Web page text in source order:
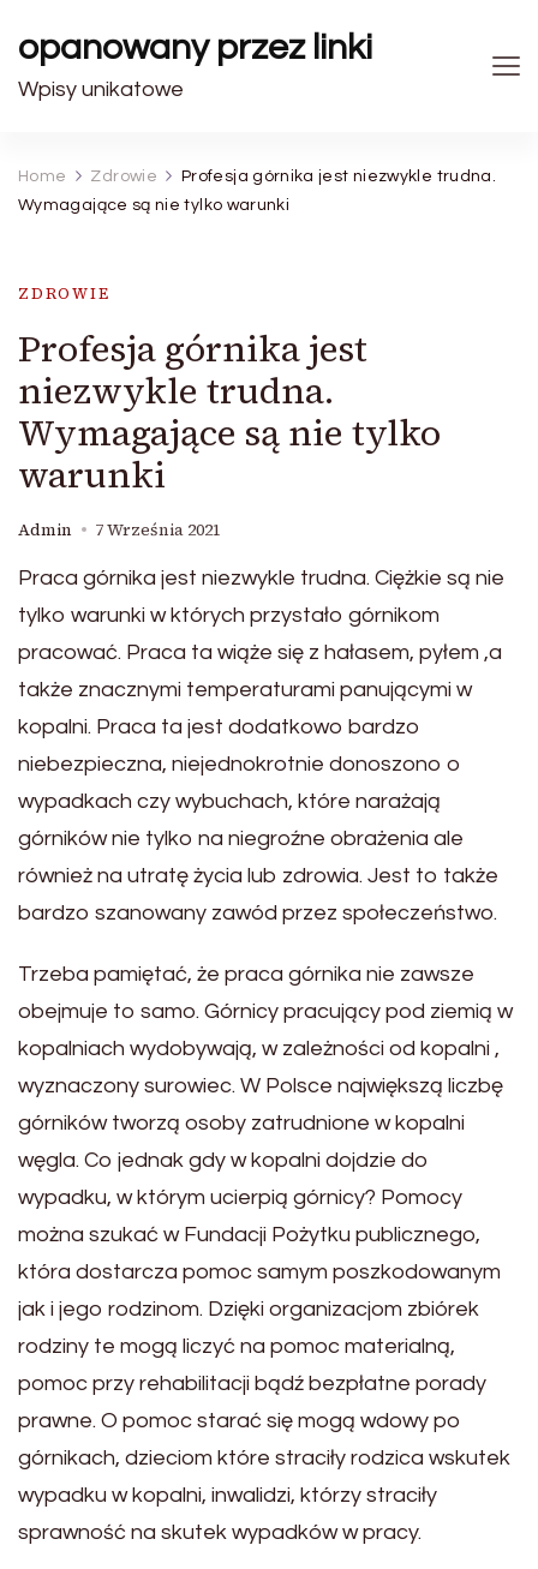
opanowany przez linki
Wpisy unikatowe
Home Zdrowie
Profesja górnika jest niezwykle trudna.
Wymagające są nie tylko warunki
ZDROWIE
Profesja górnika jest
niezwykle trudna.
Wymagające są nie tylko
warunki
Admin 7 Września 2021
Praca górnika jest niezwykle trudna. Ciężkie są nie
tylko warunki w których przystało górnikom
pracować. Praca ta wiąże się z hałasem, pyłem ,a
także znacznymi temperaturami panującymi w
kopalni. Praca ta jest dodatkowo bardzo
niebezpieczna, niejednokrotnie donoszono o
wypadkach czy wybuchach, które narażają
górników nie tylko na niegroźne obrażenia ale
również na utratę życia lub zdrowia. Jest to także
bardzo szanowany zawód przez społeczeństwo.
Trzeba pamiętać, że praca górnika nie zawsze
obejmuje to samo. Górnicy pracujący pod ziemią w
kopalniach wydobywają, w zależności od kopalni ,
wyznaczony surowiec. W Polsce największą liczbę
górników tworzą osoby zatrudnione w kopalni
węgla. Co jednak gdy w kopalni dojdzie do
wypadku, w którym ucierpią górnicy? Pomocy
można szukać w Fundacji Pożytku publicznego,
która dostarcza pomoc samym poszkodowanym
jak i jego rodzinom. Dzięki organizacjom zbiórek
rodziny te mogą liczyć na pomoc materialną,
pomoc przy rehabilitacji bądź bezpłatne porady
prawne. O pomoc starać się mogą wdowy po
górnikach, dzieciom które straciły rodzica wskutek
wypadku w kopalni, inwalidzi, którzy straciły
sprawność na skutek wypadków w pracy.